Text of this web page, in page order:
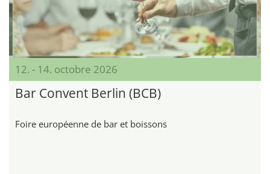
12. - 14. octobre 2026
Bar Convent Berlin (BCB)
Foire européenne de bar et boissons